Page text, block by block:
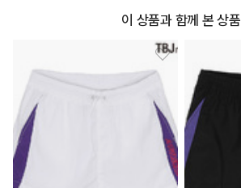
이 상품과 함께 본 상품